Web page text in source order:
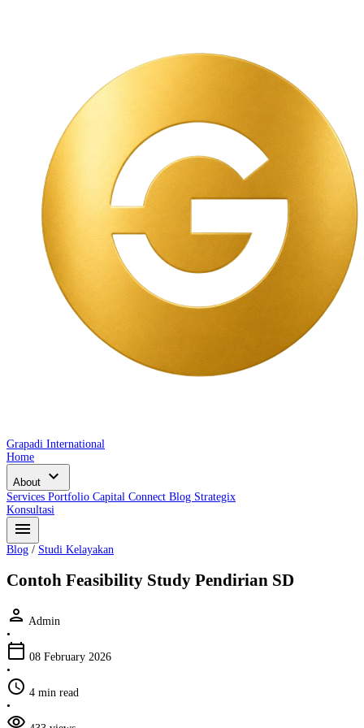
Grapadi International
Home
About expand_more
Services Portfolio Capital Connect Blog Strategix
Konsultasi
menu
Blog / Studi Kelayakan
Contoh Feasibility Study Pendirian SD
person Admin
•
calendar_today 08 February 2026
•
schedule 4 min read
•
visibility